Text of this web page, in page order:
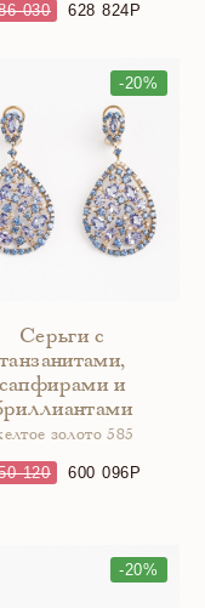
030 628 824
-20%
Серьги с
танзанитами,
сапфирами и
золото 585
120 600 096
-20%